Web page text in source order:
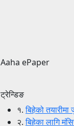
Aaha ePaper
ट्रेन्डिङ
१.बिहेको
२.बिहेका लागि